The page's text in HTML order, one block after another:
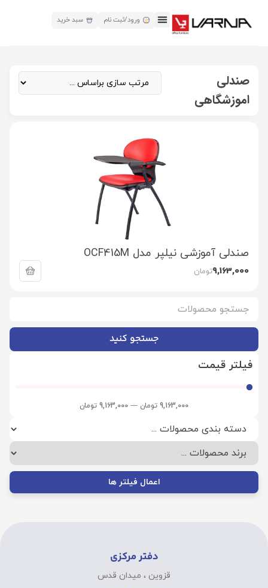
ورود/ثبت نام سبد خرید
جستجو کنید
فیلتر قیمت
9,163,000 تومان —
9,163,000 تومان
اعمال فیلتر ها
صندلی
اموزشگاهی
صندلی آموزشی نیلپر مدل OCF415M
9,163,000تومان
دفتر مرکزی
قزوین ، میدان قدس